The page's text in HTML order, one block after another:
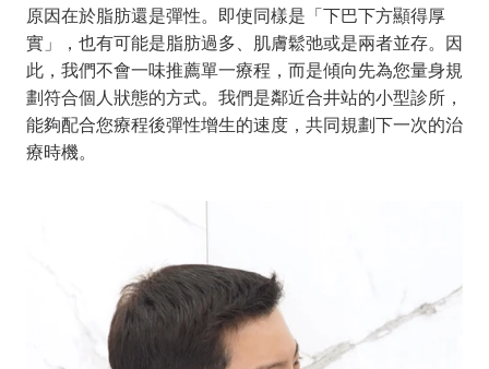
原因在於脂肪還是彈性。即使同樣是「下巴下方顯得厚
實」，也有可能是脂肪過多、肌膚鬆弛或是兩者並存。因
此，我們不會一味推薦單一療程，而是傾向先為您量身規
劃符合個人狀態的方式。我們是鄰近合井站的小型診所，
能夠配合您療程後彈性增生的速度，共同規劃下一次的治
療時機。